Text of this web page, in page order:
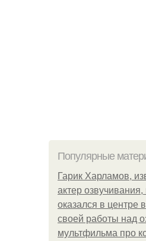
Популярные
Гарик Харламов,
актер
оказался в центре
своей работы над
мультфильма про